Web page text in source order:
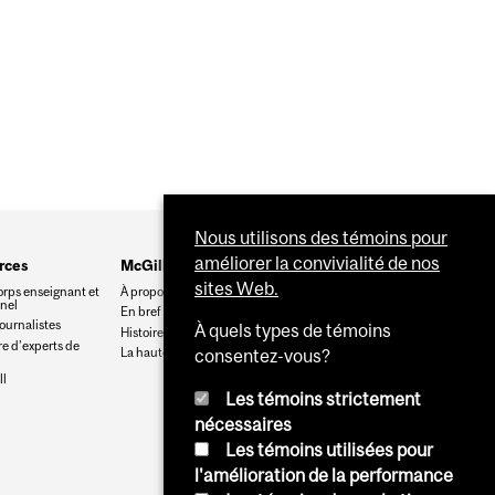
enseignant et
d’experts de
McGill
À propos de McGill
En bref
Histoire
La haute direction
Nous utilisons des témoins pour
améliorer la convivialité de nos
sites Web.
À quels types de témoins
consentez-vous?
Les témoins strictement
nécessaires
Les témoins utilisées pour
l'amélioration de la performance